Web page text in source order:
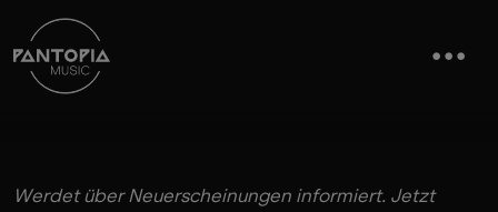
Werdet über Neuerscheinungen informiert. Jetzt